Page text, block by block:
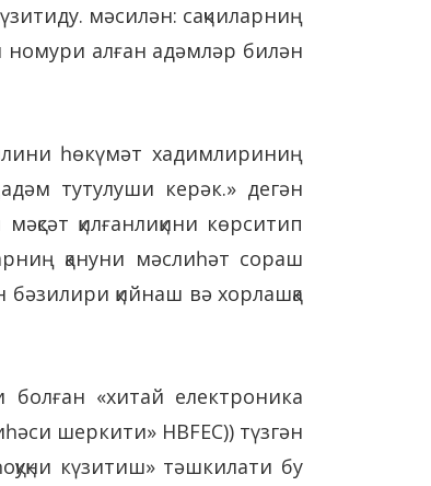
мәсилән: сақчиларниң
номури алған адәмләр билән
һөкүмәт хадимлириниң
тутулуши керәк.» дегән
қилғанлиқини көрситип
қануни мәслиһәт сораш
бәзилири қийнаш вә хорлашқа
«хитай електроника
шеркити» HBFEC)) түзгән
күзитиш» тәшкилати бу